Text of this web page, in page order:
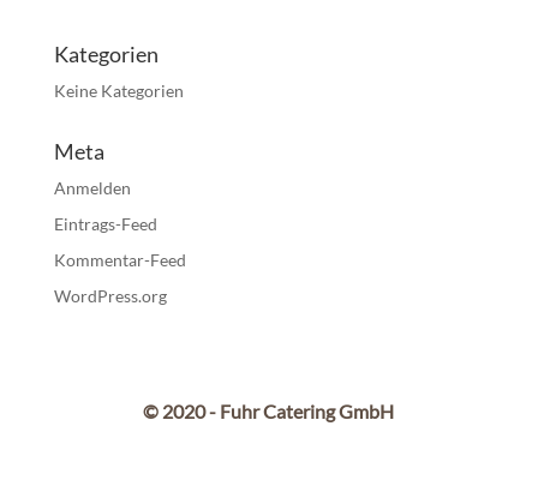
Kategorien
Keine Kategorien
Meta
Anmelden
Eintrags-Feed
Kommentar-Feed
WordPress.org
© 2020 - Fuhr Catering GmbH